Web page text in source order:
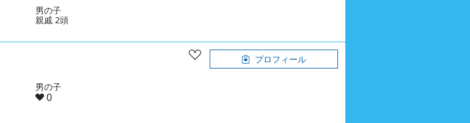
男の子
親戚 2頭
男の子
0
プロフィール